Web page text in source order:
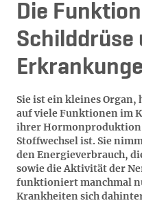
Die
Schilddrüse
Sie ist ein kleines Organ,
auf viele Funktionen im
ihrer Hormonproduktion
Stoffwechsel ist. Sie
den Energieverbrauch,
sowie die Aktivität der
funktioniert manchmal
Krankheiten sich